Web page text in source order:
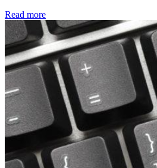
Read more